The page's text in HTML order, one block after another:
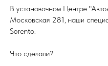
В установочном Центре
Московская 281, наши
Sorento:
Что сделали?